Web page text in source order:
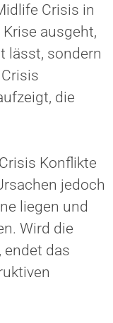
Crisis in
ausgeht,
lässt, sondern
die
Konflikte
jedoch
liegen und
Wird die
endet das